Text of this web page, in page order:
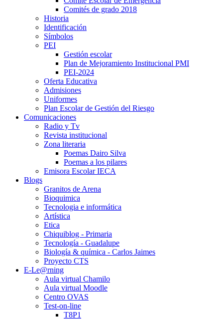
Comités de grado 2018
Historia
Identificación
Símbolos
PEI
Gestión escolar
Plan de Mejoramiento Institucional PMI
PEI-2024
Oferta Educativa
Admisiones
Uniformes
Plan Escolar de Gestión del Riesgo
Comunicaciones
Radio y Tv
Revista institucional
Zona literaria
Poemas Dairo Silva
Poemas a los pilares
Emisora Escolar IECA
Blogs
Granitos de Arena
Bioquimica
Tecnologia e informática
Artística
Etica
Chiquiblog - Primaria
Tecnología - Guadalupe
Biología & química - Carlos Jaimes
Proyecto CTS
E-Le@rning
Aula virtual Chamilo
Aula virtual Moodle
Centro OVAS
Test-on-line
T8P1